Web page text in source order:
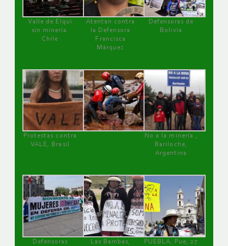
Valle de Elqui
sin minería.
Chile
Atentan contra
la Defensora
Francisca
Márquez
Defensoras de
Bolivia
Protestas contra
VALE, Brasil
No a la minería ,
Bariloche,
Argentina
Defensoras
Las Bambas,
PUEBLA, Pue, 27